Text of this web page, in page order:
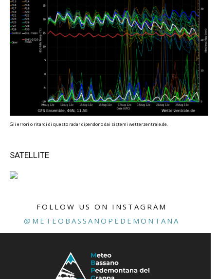
Gli errori o ritardi di questo radar dipendono dai sistemi wetterzentrale.de.
SATELLITE
FOLLOW US ON INSTAGRAM
@METEOBASSANOPEDEMONTANA